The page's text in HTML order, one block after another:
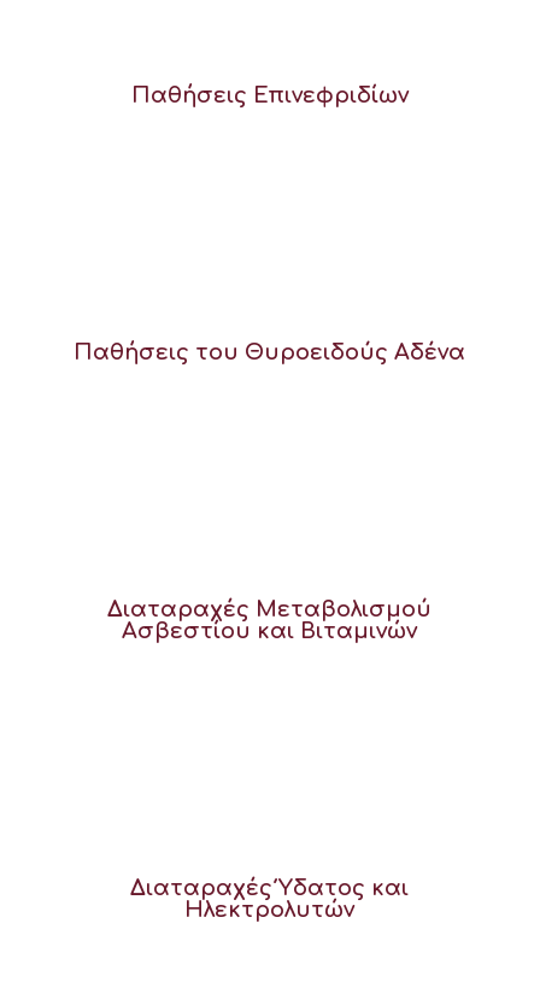
Παθήσεις Επινεφριδίων
Παθήσεις του Θυροειδούς Αδένα
Διαταραχές Μεταβολισμού
Ασβεστίου και Βιταμινών
Διαταραχές Ύδατος και
Ηλεκτρολυτών